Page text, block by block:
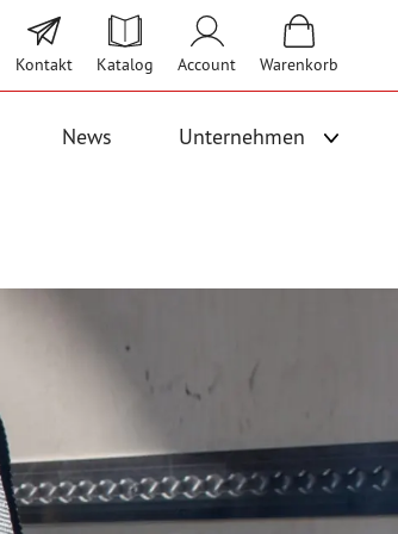
Kontakt Katalog Account Warenkorb
News Unternehmen